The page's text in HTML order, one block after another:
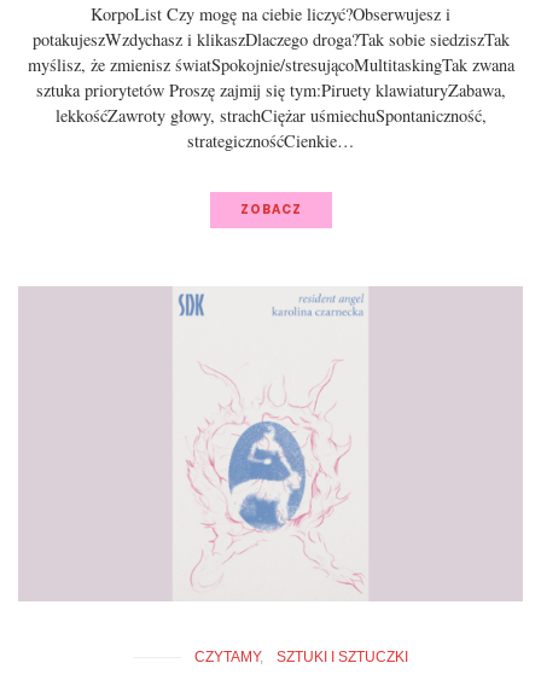
KorpoList Czy mogę na ciebie liczyć?Obserwujesz i
potakujeszWzdychasz i klikaszDlaczego droga?Tak sobie siedziszTak
myślisz, że zmienisz światSpokojnie/stresującoMultitaskingTak zwana
sztuka priorytetów Proszę zajmij się tym:Piruety klawiaturyZabawa,
lekkośćZawroty głowy, strachCiężar uśmiechuSpontaniczność,
strategicznośćCienkie…
ZOBACZ
CZYTAMY SZTUKI I SZTUCZKI